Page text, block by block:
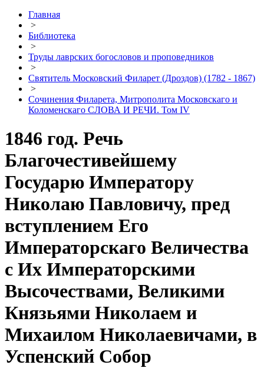
Главная
>
Библиотека
>
Труды лаврских богословов и проповедников
>
Святитель Московский Филарет (Дроздов) (1782 - 1867)
>
Сочинения Филарета, Митрополита Московскаго и
Коломенскаго СЛОВА И РЕЧИ. Том IV
1846 год. Речь
Благочестивейшему
Государю Императору
Николаю Павловичу, пред
вступлением Его
Императорскаго Величества
с Их Императорскими
Высочествами, Великими
Князьями Николаем и
Михаилом Николаевичами, в
Успенский Собор